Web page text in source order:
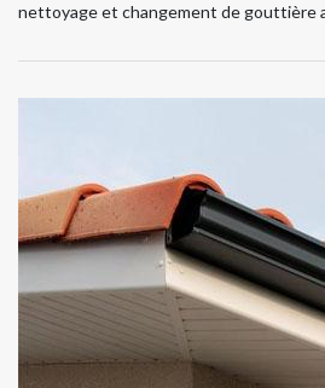
nettoyage et changement de gouttière